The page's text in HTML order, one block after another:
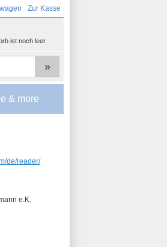
Zur Kasse
»
ist noch leer
& more
de/reader/
e.K.